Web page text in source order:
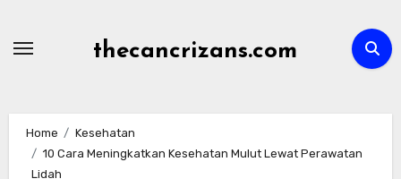
thecancrizans.com
Home
Kesehatan
10 Cara Meningkatkan Kesehatan Mulut Lewat Perawatan
Lidah